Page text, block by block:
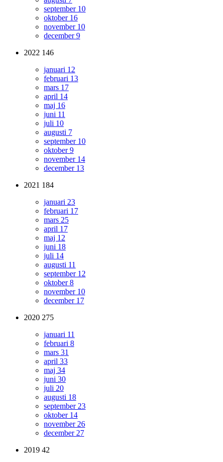
september 10
oktober 16
november 10
december9
2022 146
januari 12
februari 13
mars 17
april 14
maj 16
juni 11
juli 10
augusti 7
september 10
oktober9
november 14
december 13
2021 184
januari 23
februari 17
mars 25
april 17
maj 12
juni 18
juli 14
augusti 11
september 12
oktober8
november 10
december 17
2020 275
januari 11
februari 8
mars 31
april 33
maj 34
juni 30
juli 20
augusti 18
september 23
oktober 14
november 26
december 27
2019 42